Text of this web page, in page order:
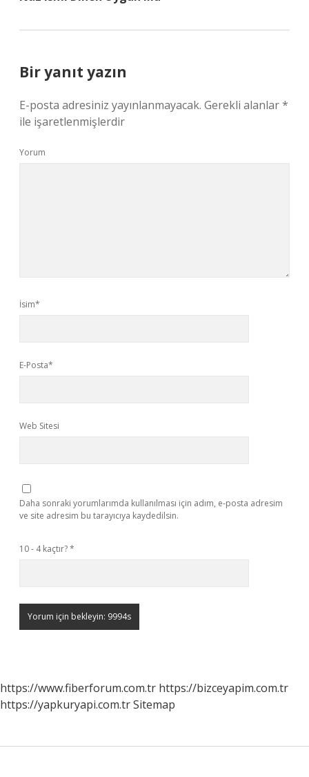
Bir yanıt yazın
E-posta adresiniz yayınlanmayacak. Gerekli alanlar*
ile işaretlenmişlerdir
Yorum
İsim*
E-Posta*
Web Sitesi
Daha sonraki yorumlarımda kullanılması için adım, e-posta adresim
ve site adresim bu tarayıcıya kaydedilsin.
10 - 4 kaçtır?*
https://www.fiberforum.com.tr https://bizceyapim.com.tr
https://yapkuryapi.com.trSitemap